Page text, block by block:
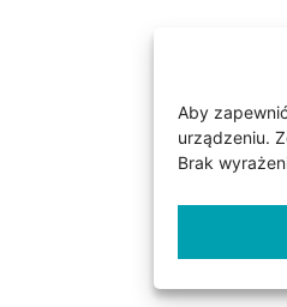
Aby
urządzeniu.
Brak